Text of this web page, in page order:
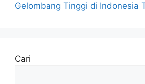
Gelombang Tinggi di Indonesia
Cari